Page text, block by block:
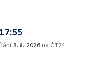
8. 8. 2026 na ČT24